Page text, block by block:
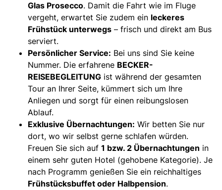
Glas Prosecco. Damit die Fahrt wie im Fluge
vergeht, erwartet Sie zudem ein leckeres
Frühstück unterwegs – frisch und direkt am Bus
serviert.
Persönlicher Service: Bei uns sind Sie keine
Nummer. Die erfahrene BECKER-
REISEBEGLEITUNG ist während der gesamten
Tour an Ihrer Seite, kümmert sich um Ihre
Anliegen und sorgt für einen reibungslosen
Ablauf.
Exklusive Übernachtungen: Wir betten Sie nur
dort, wo wir selbst gerne schlafen würden.
Freuen Sie sich auf 1 bzw. 2 Übernachtungen in
einem sehr guten Hotel (gehobene Kategorie). Je
nach Programm genießen Sie ein reichhaltiges
Frühstücksbuffet oder Halbpension.